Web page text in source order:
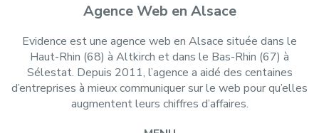
Agence Web en Alsace
Evidence est une agence web en Alsace située dans le
Haut-Rhin (68) à Altkirch et dans le Bas-Rhin (67) à
Sélestat. Depuis 2011, l’agence a aidé des centaines
d’entreprises à mieux communiquer sur le web pour qu’elles
augmentent leurs chiffres d’affaires.